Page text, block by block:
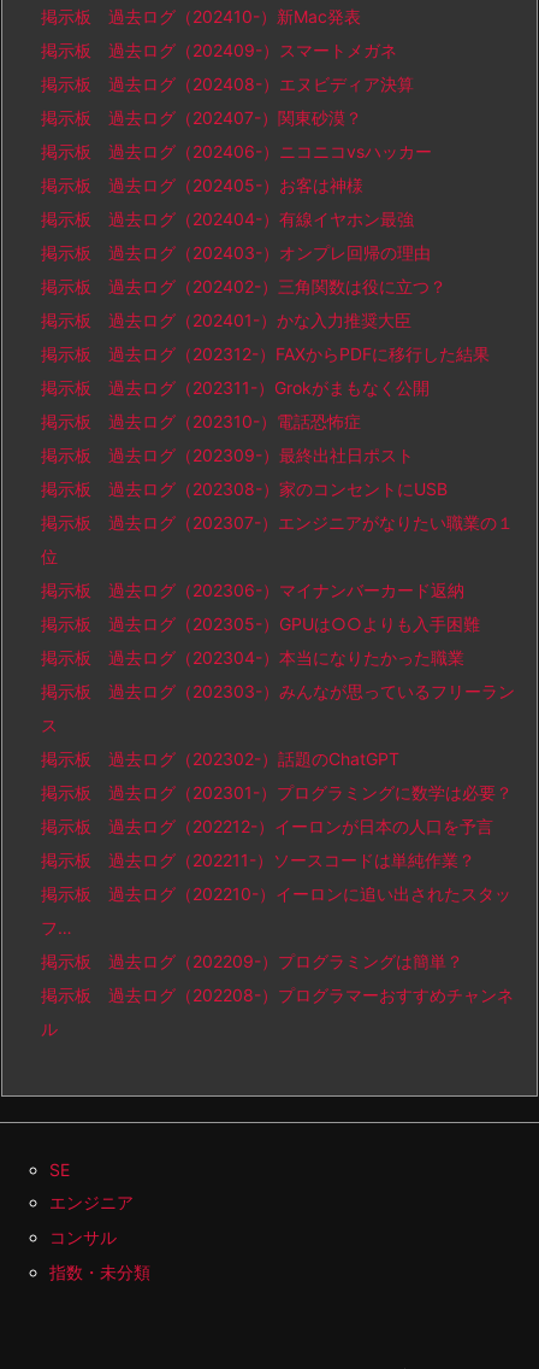
掲示板 過去ログ（202410-）新Mac発表
掲示板 過去ログ（202409-）スマートメガネ
掲示板 過去ログ（202408-）エヌビディア決算
掲示板 過去ログ（202407-）関東砂漠？
掲示板 過去ログ（202406-）ニコニコvsハッカー
掲示板 過去ログ（202405-）お客は神様
掲示板 過去ログ（202404-）有線イヤホン最強
掲示板 過去ログ（202403-）オンプレ回帰の理由
掲示板 過去ログ（202402-）三角関数は役に立つ？
掲示板 過去ログ（202401-）かな入力推奨大臣
掲示板 過去ログ（202312-）FAXからPDFに移行した結果
掲示板 過去ログ（202311-）Grokがまもなく公開
掲示板 過去ログ（202310-）電話恐怖症
掲示板 過去ログ（202309-）最終出社日ポスト
掲示板 過去ログ（202308-）家のコンセントにUSB
掲示板 過去ログ（202307-）エンジニアがなりたい職業の１
位
掲示板 過去ログ（202306-）マイナンバーカード返納
掲示板 過去ログ（202305-）GPUは○○よりも入手困難
掲示板 過去ログ（202304-）本当になりたかった職業
掲示板 過去ログ（202303-）みんなが思っているフリーラン
ス
掲示板 過去ログ（202302-）話題のChatGPT
掲示板 過去ログ（202301-）プログラミングに数学は必要？
掲示板 過去ログ（202212-）イーロンが日本の人口を予言
掲示板 過去ログ（202211-）ソースコードは単純作業？
掲示板 過去ログ（202210-）イーロンに追い出されたスタッ
フ…
掲示板 過去ログ（202209-）プログラミングは簡単？
掲示板 過去ログ（202208-）プログラマーおすすめチャンネ
ル
SE
エンジニア
コンサル
指数・未分類